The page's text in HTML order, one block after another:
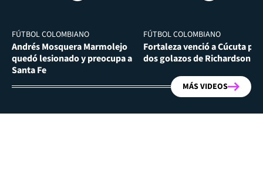
FÚTBOL COLOMBIANO
Andrés Mosquera Marmolejo
quedó lesionado y preocupa a
Santa Fe
FÚTBOL COLOMBIANO
Fortaleza venció a Cúcuta por
dos golazos de Richardson
MÁS VIDEOS